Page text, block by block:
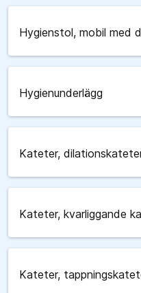
Hygienstol, mobil med
Hygienunderlägg
Kateter,
Kateter, kvarliggande
Kateter,